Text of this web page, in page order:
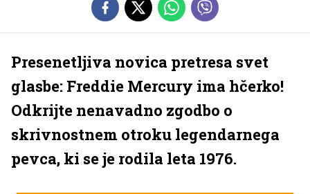
Presenetljiva novica pretresa svet
glasbe: Freddie Mercury ima hčerko!
Odkrijte nenavadno zgodbo o
skrivnostnem otroku legendarnega
pevca, ki se je rodila leta 1976.